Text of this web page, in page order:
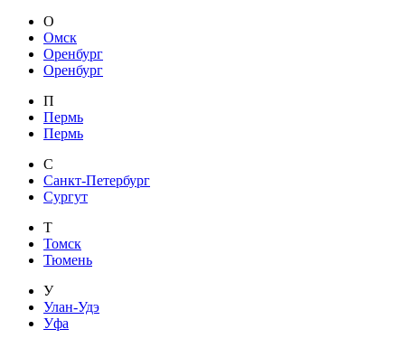
О
Омск
Оренбург
Оренбург
П
Пермь
Пермь
С
Санкт-Петербург
Сургут
Т
Томск
Тюмень
У
Улан-Удэ
Уфа